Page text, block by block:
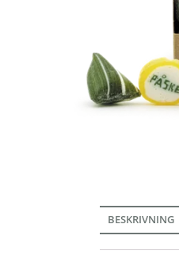
BESKRIVNING